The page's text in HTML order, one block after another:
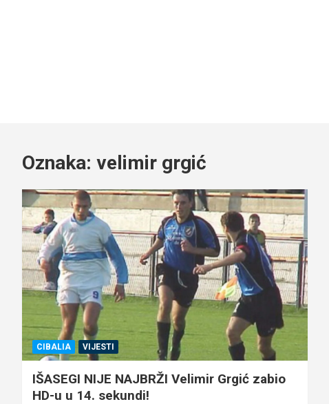
Oznaka: velimir grgić
CIBALIA VIJESTI
IŠASEGI NIJE NAJBRŽI Velimir Grgić zabio
HD-u u 14. sekundi!